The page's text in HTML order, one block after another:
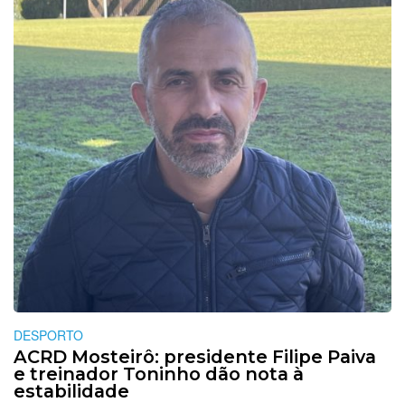
DESPORTO
ACRD Mosteirô: presidente Filipe Paiva
e treinador Toninho dão nota à
estabilidade